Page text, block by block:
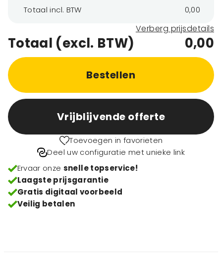
Totaal incl. BTW
0,00
Verberg prijsdetails
Totaal (excl. BTW) 0,00
Bestellen
Vrijblijvende offerte
Toevoegen in favorieten
Deel uw configuratie met unieke link
Ervaar onze snelle topservice!
Laagste prijsgarantie
Gratis digitaal voorbeeld
Veilig betalen